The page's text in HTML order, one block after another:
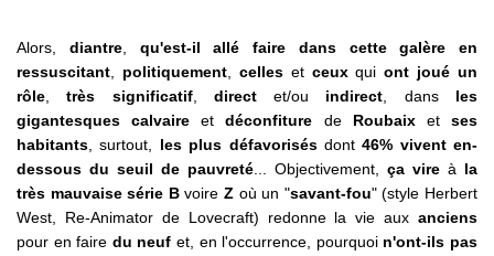
Alors, diantre, qu'est-il allé faire dans cette galère en
ressuscitant
politiquement, celles et ceuxquiont joué un
rôle ,très significatif, directet/ou indirect , dans les
gigantesques calvaire etdéconfiture de Roubaixetses
habitants , surtout, les plus défavorisésdont46% vivent en-
dessous du seuil de pauvreté
Objectivement, ça vire à la
très mauvaise série Bvoire Z où un "savant-fou" (style Herbert
West, Re-Animator de Lovecraft) redonne la vie aux anciens
pour en faire du neufet, en l'occurrence, pourquoi n'ont-ils pas